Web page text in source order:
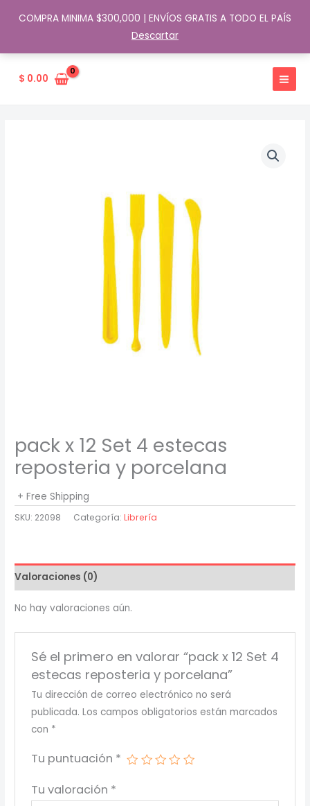
COMPRA MINIMA $300,000 | ENVÍOS GRATIS A TODO EL PAÍS
Descartar
$ 0.00
pack x 12 Set 4 estecas
reposteria y porcelana
+ Free Shipping
SKU: 22098 Categoría:Librería
Valoraciones (0)
No hay valoraciones aún.
Sé el primero en valorar “pack x 12 Set 4
estecas reposteria y porcelana”
Tu dirección de correo electrónico no será
publicada. Los campos obligatorios están marcados
con *
Tu puntuación *
Tu valoración *